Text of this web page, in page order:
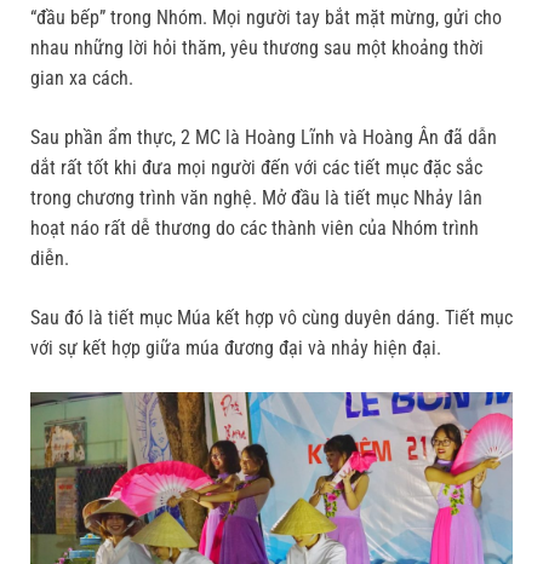
“đầu bếp” trong Nhóm. Mọi người tay bắt mặt mừng, gửi cho
nhau những lời hỏi thăm, yêu thương sau một khoảng thời
gian xa cách.
Sau phần ẩm thực, 2 MC là Hoàng Lĩnh và Hoàng Ân đã dẫn
dắt rất tốt khi đưa mọi người đến với các tiết mục đặc sắc
trong chương trình văn nghệ. Mở đầu là tiết mục Nhảy lân
hoạt náo rất dễ thương do các thành viên của Nhóm trình
diễn.
Sau đó là tiết mục Múa kết hợp vô cùng duyên dáng. Tiết mục
với sự kết hợp giữa múa đương đại và nhảy hiện đại.